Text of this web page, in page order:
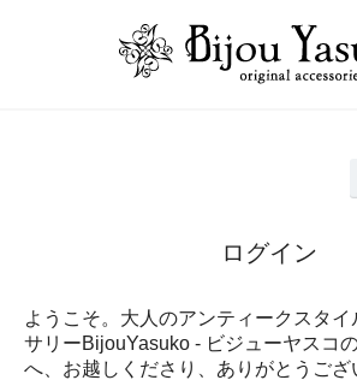
ログイン
ようこそ。大人のアンティークスタ
サリーBijouYasuko - ビジューヤスコ
へ、お越しくださり、ありがとうござ